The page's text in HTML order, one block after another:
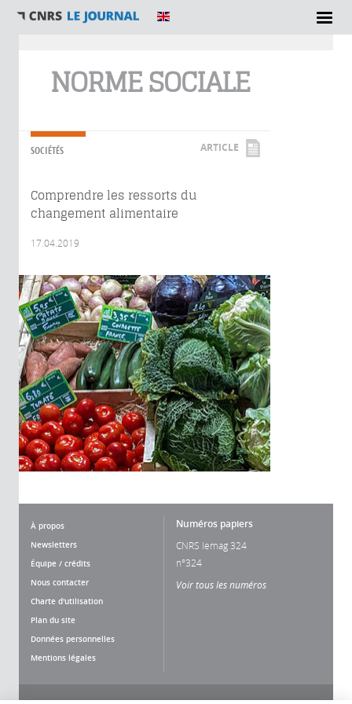
NORME SOCIALE
SOCIÉTÉS ARTICLE
Comprendre les ressorts du
changement alimentaire
17.04.2019
À propos
Newsletters
Équipe / crédits
Nous contacter
Charte d'utilisation
Plan du site
Données personnelles
Mentions légales
Numéros papiers
CNRS lemag 324
n°324
Voir tous les numéros